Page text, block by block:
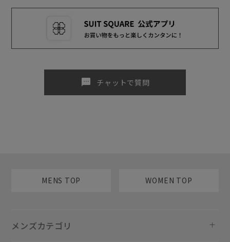
sms チャットで質問
MENS TOP WOMEN TOP
メンズカテゴリ